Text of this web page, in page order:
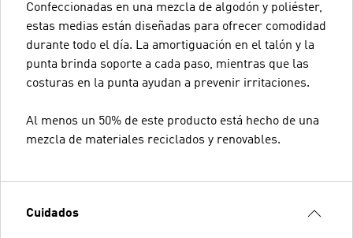
Confeccionadas en una mezcla de algodón y poliéster,
estas medias están diseñadas para ofrecer comodidad
durante todo el día. La amortiguación en el talón y la
punta brinda soporte a cada paso, mientras que las
costuras en la punta ayudan a prevenir irritaciones.
Al menos un 50% de este producto está hecho de una
mezcla de materiales reciclados y renovables.
Cuidados